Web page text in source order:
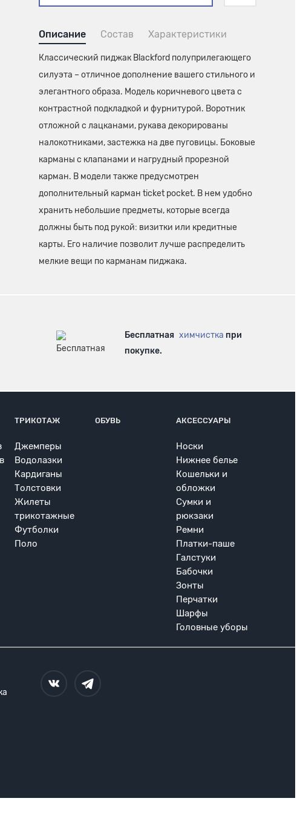
Описание Состав Характеристики
Классический пиджак Blackford полуприлегающего
силуэта – отличное дополнение вашего стильного и
элегантного образа. Модель коричневого цвета с
контрастной подкладкой и фурнитурой. Воротник
отложной с лацканами, рукава декорированы
налокотниками, застежка на две пуговицы. Боковые
карманы с клапанами и нагрудный прорезной
карман. В модели также предусмотрен
дополнительный карман ticket pocket. В нем удобно
хранить небольшие предметы, которые всегда
должны быть под рукой: визитки или кредитные
карты. Его наличие позволит лучше распределить
мелкие вещи по карманам пиджака.
Бесплатная химчистка при
покупке.
ТРИКОТАЖ
Джемперы
Водолазки
Кардиганы
Толстовки
Жилеты
трикотажные
Футболки
Поло
ОБУВЬ АКСЕССУАРЫ
Носки
Нижнее белье
Кошельки и
обложки
Сумки и
рюкзаки
Ремни
Платки-паше
Галстуки
Бабочки
Зонты
Перчатки
Шарфы
Головные уборы